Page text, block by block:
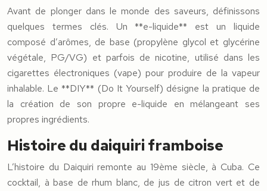
Avant de plonger dans le monde des saveurs, définissons
quelques termes clés. Un **e-liquide** est un liquide
composé d’arômes, de base (propylène glycol et glycérine
végétale, PG/VG) et parfois de nicotine, utilisé dans les
cigarettes électroniques (vape) pour produire de la vapeur
inhalable. Le **DIY** (Do It Yourself) désigne la pratique de
la création de son propre e-liquide en mélangeant ses
propres ingrédients.
Histoire du daiquiri framboise
L’histoire du Daiquiri remonte au 19ème siècle, à Cuba. Ce
cocktail, à base de rhum blanc, de jus de citron vert et de